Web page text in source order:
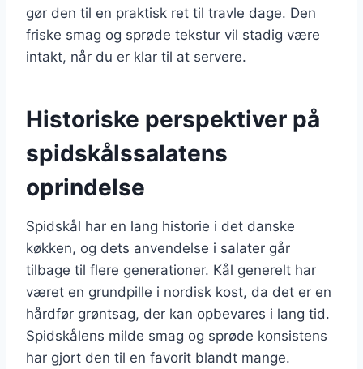
gør den til en praktisk ret til travle dage. Den
friske smag og sprøde tekstur vil stadig være
intakt, når du er klar til at servere.
Historiske perspektiver på
spidskålssalatens
oprindelse
Spidskål har en lang historie i det danske
køkken, og dets anvendelse i salater går
tilbage til flere generationer. Kål generelt har
været en grundpille i nordisk kost, da det er en
hårdfør grøntsag, der kan opbevares i lang tid.
Spidskålens milde smag og sprøde konsistens
har gjort den til en favorit blandt mange.